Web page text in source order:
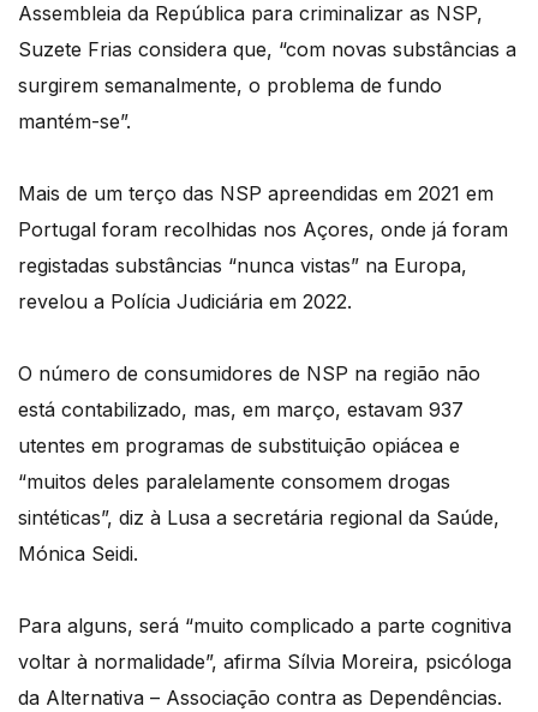
Assembleia da República para criminalizar as NSP,
Suzete Frias considera que, “com novas substâncias a
surgirem semanalmente, o problema de fundo
mantém-se”.
Mais de um terço das NSP apreendidas em 2021 em
Portugal foram recolhidas nos Açores, onde já foram
registadas substâncias “nunca vistas” na Europa,
revelou a Polícia Judiciária em 2022.
O número de consumidores de NSP na região não
está contabilizado, mas, em março, estavam 937
utentes em programas de substituição opiácea e
“muitos deles paralelamente consomem drogas
sintéticas”, diz à Lusa a secretária regional da Saúde,
Mónica Seidi.
Para alguns, será “muito complicado a parte cognitiva
voltar à normalidade”, afirma Sílvia Moreira, psicóloga
da Alternativa – Associação contra as Dependências.